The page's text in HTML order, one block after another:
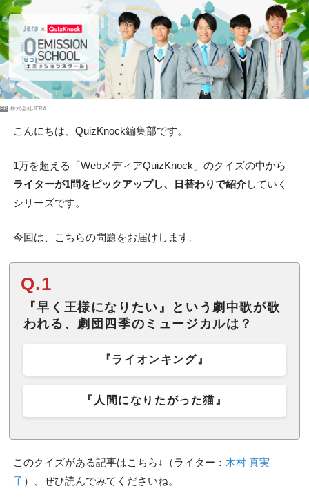
PR 株式会社JERA
こんにちは、QuizKnock編集部です。
1万を超える「WebメディアQuizKnock」のクイズの中から
ライターが1問をピックアップし、日替わりで紹介していく
シリーズです。
今回は、こちらの問題をお届けします。
Q.1
『早く王様になりたい』という劇中歌が歌
われる、劇団四季のミュージカルは？
『ライオンキング』
『人間になりたがった猫』
このクイズがある記事はこちら↓（ライター： 木村 真実
子）、ぜひ読んでみてくださいね。